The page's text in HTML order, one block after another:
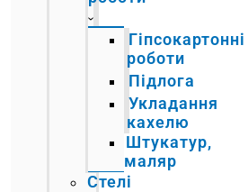
Гіпсокартонні
роботи
Підлога
Укладання
кахелю
Штукатур,
маляр
Стелі